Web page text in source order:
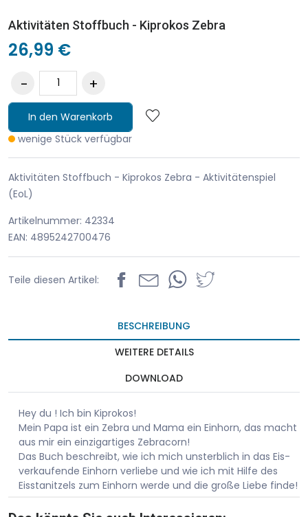
Aktivitäten Stoffbuch - Kiprokos Zebra
26,99 €
In den Warenkorb
wenige Stück verfügbar
Aktivitäten Stoffbuch - Kiprokos Zebra - Aktivitätenspiel
(EoL)
Artikelnummer: 42334
EAN: 4895242700476
Teile diesen Artikel:
BESCHREIBUNG
WEITERE DETAILS
DOWNLOAD
Hey du ! Ich bin Kiprokos!
Mein Papa ist ein Zebra und Mama ein Einhorn, das macht
aus mir ein einzigartiges Zebracorn!
Das Buch beschreibt, wie ich mich unsterblich in das Eis-
verkaufende Einhorn verliebe und wie ich mit Hilfe des
Eisstanitzels zum Einhorn werde und die große Liebe finde!